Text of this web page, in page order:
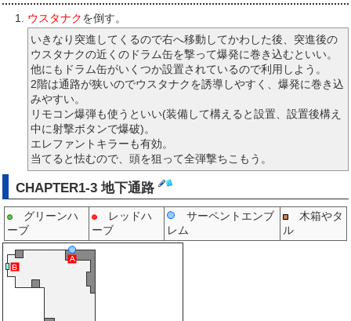
ウスタナクを倒す。
いきなり突進してくるので右へ移動してかわした後、突進後の
ウスタナクの近くのドラム缶を撃って爆発に巻き込むといい。
他にもドラム缶がいくつか設置されているので利用しよう。
2階は通路が狭いのでウスタナクを誘導しやすく、爆発に巻き込
みやすい。
リモコン爆弾も使うといい(装備して構えると設置、設置後構え
中に射撃ボタンで爆破)。
エレファントキラーも有効。
当てると怯むので、頭を狙って全弾撃ちこもう。
CHAPTER1-3 地下通路
グリーンハ
ーブ
レッドハ
ーブ
サーペントエンブ
レム
木箱やタ
ル